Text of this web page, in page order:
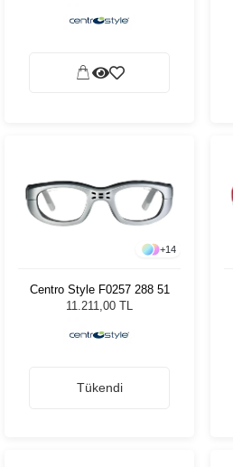
+14
Centro Style F0257 288 51
11.211,00 TL
Tükendi